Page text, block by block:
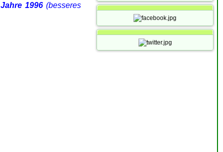
Jahre 1996 (besseres